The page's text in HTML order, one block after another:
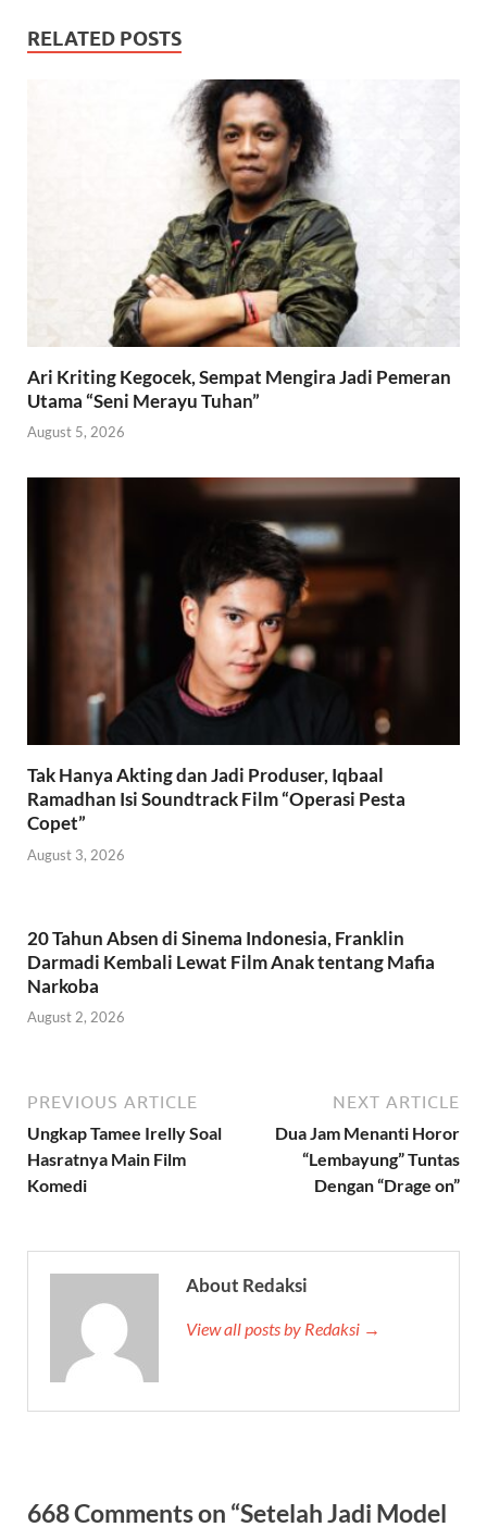
RELATED POSTS
Ari Kriting Kegocek, Sempat Mengira Jadi Pemeran
Utama “Seni Merayu Tuhan”
August 5, 2026
Tak Hanya Akting dan Jadi Produser, Iqbaal
Ramadhan Isi Soundtrack Film “Operasi Pesta
Copet”
August 3, 2026
20 Tahun Absen di Sinema Indonesia, Franklin
Darmadi Kembali Lewat Film Anak tentang Mafia
Narkoba
August 2, 2026
PREVIOUS ARTICLE
Ungkap Tamee Irelly Soal
Hasratnya Main Film
Komedi
NEXT ARTICLE
Dua Jam Menanti Horor
“Lembayung” Tuntas
Dengan “Drage on”
About Redaksi
View all posts by Redaksi →
668 Comments on “Setelah Jadi Model